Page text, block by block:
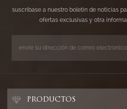
suscríbase a nuestro boletín de noticias
ofertas exclusivas y otra
PRODUCTOS